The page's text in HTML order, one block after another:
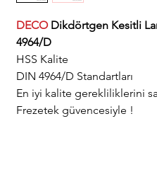
DECODikdörtgen Kesitli
4964/D
HSS Kalite
DIN 4964/D Standartları
En iyi kalite gerekliliklerini
Frezetek güvencesiyle !